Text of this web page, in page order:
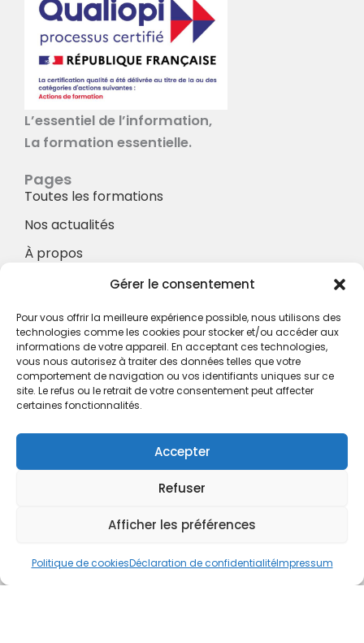
Gérer le consentement
Pour vous offrir la meilleure expérience possible, nous utilisons des
technologies comme les cookies pour stocker et/ou accéder aux
informations de votre appareil. En acceptant ces technologies,
vous nous autorisez à traiter des données telles que votre
comportement de navigation ou vos identifiants uniques sur ce
site. Le refus ou le retrait de votre consentement peut affecter
certaines fonctionnalités.
Accepter
Refuser
Afficher les préférences
Politique de cookiesDéclaration de confidentialitéImpressum
L’essentiel de l’information,
La formation essentielle.
Pages
Toutes les formations
Nos actualités
À propos
À propos
Hotel à proximité
Politique de confidentialité
CGV
cboukris@habitat-social.com